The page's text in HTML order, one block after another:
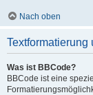
Nach oben
Textformatierung
Was ist BBCode?
BBCode ist eine